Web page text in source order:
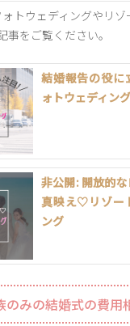
ォトウェディングやリ
事をご覧ください。
結婚報告の役に
ォトウェディン
非公開: 開放的
真映え♡リゾー
ング
のみの結婚式の費用